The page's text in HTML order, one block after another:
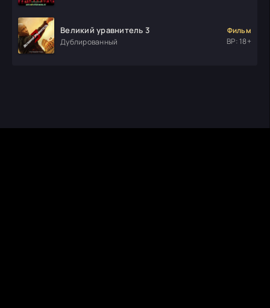
Великий уравнитель 3
Дублированный
Фильм
ВР: 18+